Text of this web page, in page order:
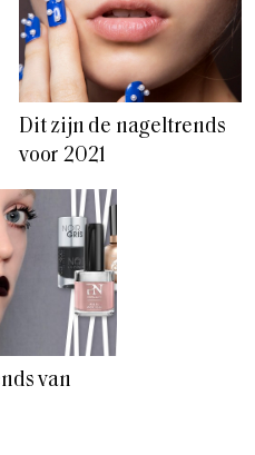
Dit zijn de nageltrends
voor 2021
van